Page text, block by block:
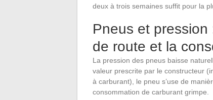
deux à trois semaines suffit pour la
Pneus et
de route et la
La pression des pneus baisse
valeur prescrite par le constructeur
à carburant), le pneu s’use de
consommation de carburant grimpe.